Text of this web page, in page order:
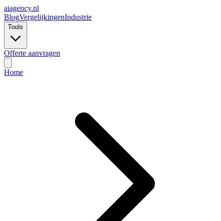
aiagency.nl
BlogVergelijkingenIndustrie
Tools
Offerte aanvragen
Home